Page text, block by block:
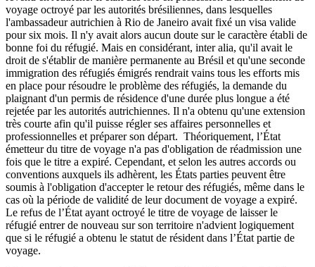
voyage octroyé par les autorités brésiliennes, dans lesquelles
l'ambassadeur autrichien à Rio de Janeiro avait fixé un visa valide
pour six mois. Il n'y avait alors aucun doute sur le caractère établi de
bonne foi du réfugié. Mais en considérant, inter alia, qu'il avait le
droit de s'établir de manière permanente au Brésil et qu'une seconde
immigration des réfugiés émigrés rendrait vains tous les efforts mis
en place pour résoudre le problème des réfugiés, la demande du
plaignant d'un permis de résidence d'une durée plus longue a été
rejetée par les autorités autrichiennes. Il n'a obtenu qu'une extension
très courte afin qu'il puisse régler ses affaires personnelles et
professionnelles et préparer son départ. Théoriquement, l’État
émetteur du titre de voyage n'a pas d'obligation de réadmission une
fois que le titre a expiré. Cependant, et selon les autres accords ou
conventions auxquels ils adhèrent, les États parties peuvent être
soumis à l'obligation d'accepter le retour des réfugiés, même dans le
cas où la période de validité de leur document de voyage a expiré.
Le refus de l’État ayant octroyé le titre de voyage de laisser le
réfugié entrer de nouveau sur son territoire n'advient logiquement
que si le réfugié a obtenu le statut de résident dans l’État partie de
voyage.